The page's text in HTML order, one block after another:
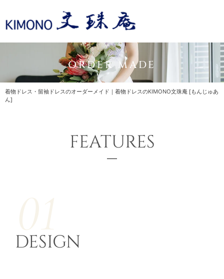
ORDER MADE
着物ドレス・留袖ドレスのオーダーメイド｜着物ドレスのKIMONO文珠庵 [もんじゅあ
ん]
FEATURES
DESIGN